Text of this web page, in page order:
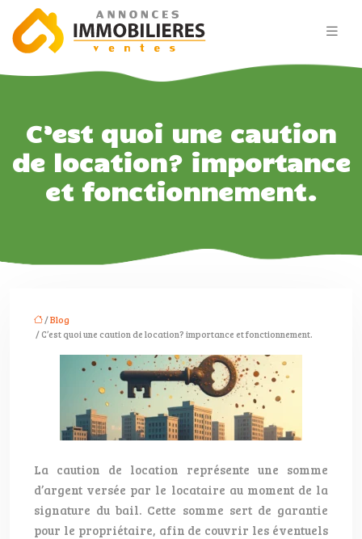
C’est quoi une caution
de location? importance
et fonctionnement.
/Blog
/ C’est quoi une caution de location? importance et fonctionnement.
La caution de location représente une somme
d’argent versée par le locataire au moment de la
signature du bail. Cette somme sert de garantie
pour le propriétaire, afin de couvrir les éventuels